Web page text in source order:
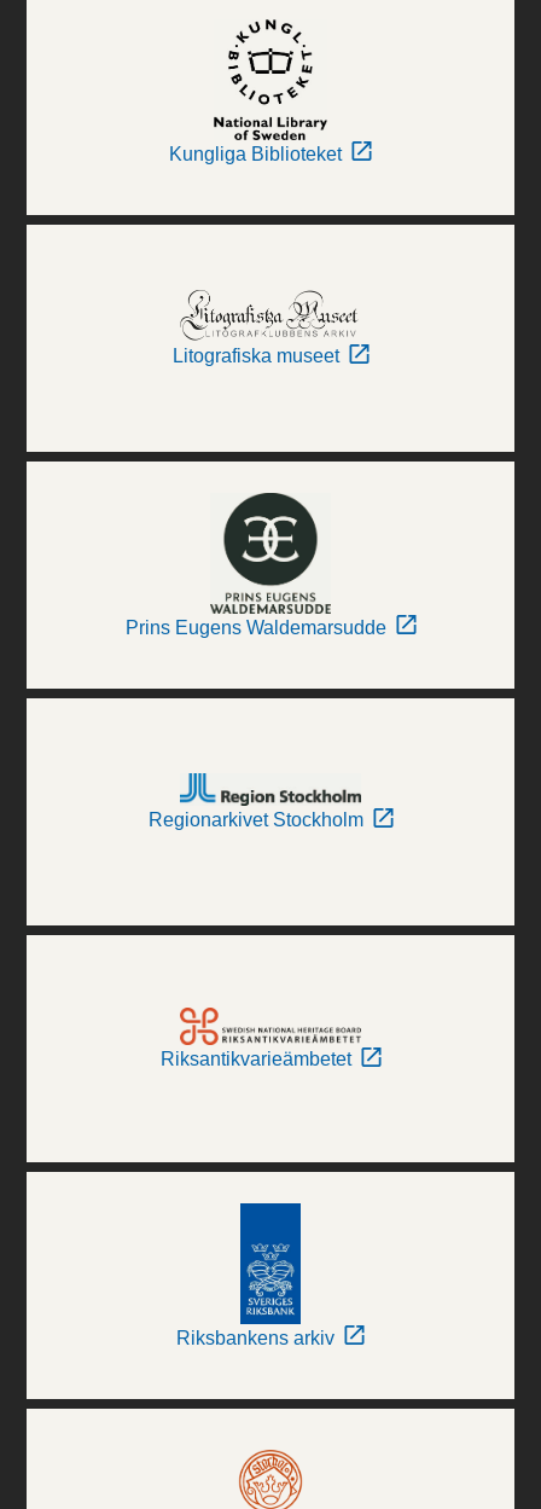
Kungliga Biblioteket
Litografiska museet
Prins Eugens Waldemarsudde
Regionarkivet Stockholm
Riksantikvarieämbetet
Riksbankens arkiv